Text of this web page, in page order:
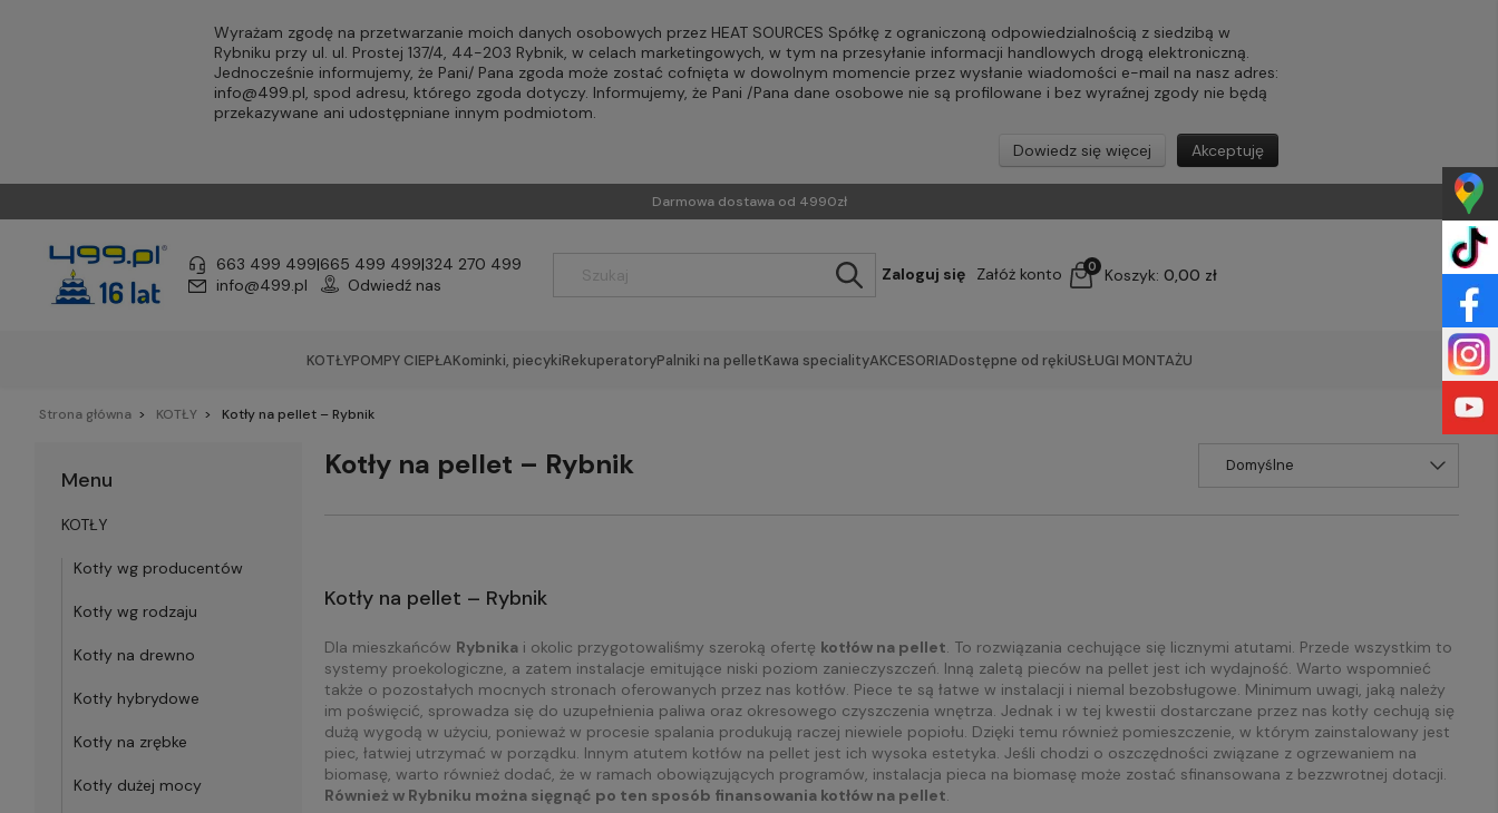
Wyrażam zgodę na przetwarzanie moich danych osobowych przez HEAT SOURCES Spółkę z ograniczoną odpowiedzialnością z siedzibą w
Rybniku przy ul. ul. Prostej 137/4, 44-203 Rybnik, w celach marketingowych, w tym na przesyłanie informacji handlowych drogą elektroniczną.
Jednocześnie informujemy, że Pani/ Pana zgoda może zostać cofnięta w dowolnym momencie przez wysłanie wiadomości e-mail na nasz adres:
info@499.pl, spod adresu, którego zgoda dotyczy. Informujemy, że Pani /Pana dane osobowe nie są profilowane i bez wyraźnej zgody nie będą
przekazywane ani udostępniane innym podmiotom.
Akceptuję
Dowiedz się więcej
Darmowa dostawa od 4990zł
663 499 499|665 499 499|324 270 499
info@499.pl
Odwiedź nas
Zaloguj się Załóż konto Koszyk: 0,00 zł
0
KOTŁYPOMPY CIEPŁAKominki, piecykiRekuperatoryPalniki na pelletKawa specialityAKCESORIADostępne od rękiUSŁUGI MONTAŻU
Strona główna KOTŁY Kotły na pellet – Rybnik
Menu
KOTŁY
Kotły wg producentów
Kotły wg rodzaju
Kotły na drewno
Kotły hybrydowe
Kotły na zrębke
Kotły dużej mocy
Kotły na pellet – Rybnik
Kotły na pellet – Rybnik
Dla mieszkańców Rybnika i okolic przygotowaliśmy szeroką ofertę kotłów na pellet. To rozwiązania cechujące się licznymi atutami. Przede wszystkim to
systemy proekologiczne, a zatem instalacje emitujące niski poziom zanieczyszczeń. Inną zaletą pieców na pellet jest ich wydajność. Warto wspomnieć
także o pozostałych mocnych stronach oferowanych przez nas kotłów. Piece te są łatwe w instalacji i niemal bezobsługowe. Minimum uwagi, jaką należy
im poświęcić, sprowadza się do uzupełnienia paliwa oraz okresowego czyszczenia wnętrza. Jednak i w tej kwestii dostarczane przez nas kotły cechują się
dużą wygodą w użyciu, ponieważ w procesie spalania produkują raczej niewiele popiołu. Dzięki temu również pomieszczenie, w którym zainstalowany jest
piec, łatwiej utrzymać w porządku. Innym atutem kotłów na pellet jest ich wysoka estetyka. Jeśli chodzi o oszczędności związane z ogrzewaniem na
biomasę, warto również dodać, że w ramach obowiązujących programów, instalacja pieca na biomasę może zostać sfinansowana z bezzwrotnej dotacji.
Również w Rybniku można sięgnąć po ten sposób finansowania kotłów na pellet.